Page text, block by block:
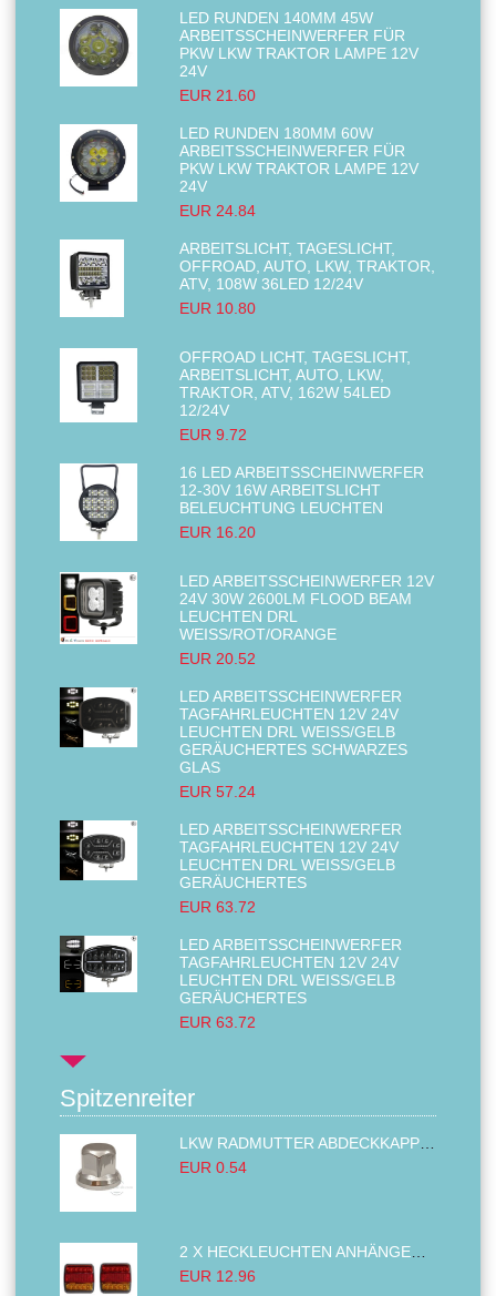
LED RUNDEN 140MM 45W
ARBEITSSCHEINWERFER FÜR
PKW LKW TRAKTOR LAMPE 12V
24V
EUR 21.60
LED RUNDEN 180MM 60W
ARBEITSSCHEINWERFER FÜR
PKW LKW TRAKTOR LAMPE 12V
24V
EUR 24.84
ARBEITSLICHT, TAGESLICHT,
OFFROAD, AUTO, LKW, TRAKTOR,
ATV, 108W 36LED 12/24V
EUR 10.80
OFFROAD LICHT, TAGESLICHT,
ARBEITSLICHT, AUTO, LKW,
TRAKTOR, ATV, 162W 54LED
12/24V
EUR 9.72
16 LED ARBEITSSCHEINWERFER
12-30V 16W ARBEITSLICHT
BELEUCHTUNG LEUCHTEN
EUR 16.20
LED ARBEITSSCHEINWERFER 12V
24V 30W 2600LM FLOOD BEAM
LEUCHTEN DRL
WEISS/ROT/ORANGE
EUR 20.52
LED ARBEITSSCHEINWERFER
TAGFAHRLEUCHTEN 12V 24V
LEUCHTEN DRL WEISS/GELB G
ERÄUCHERTES SCHWARZES G
LAS
EUR 57.24
LED ARBEITSSCHEINWERFER
TAGFAHRLEUCHTEN 12V 24V
LEUCHTEN DRL WEISS/GELB G
ERÄUCHERTES
EUR 63.72
LED ARBEITSSCHEINWERFER
TAGFAHRLEUCHTEN 12V 24V
LEUCHTEN DRL WEISS/GELB G
ERÄUCHERTES
EUR 63.72
Spitzenreiter
LKW RADMUTTER ABDECKKAPPEN SECHSKANT KAPPEN FELGEN BOLZENABDECKUNGEN CHROM 32MM
EUR 0.54
2 X HECKLEUCHTEN ANHÄNGER RÜCKLEUCHTE,LKW RÜCKLEUCHTE, LINKS RECHTS 14LED 12V
EUR 12.96